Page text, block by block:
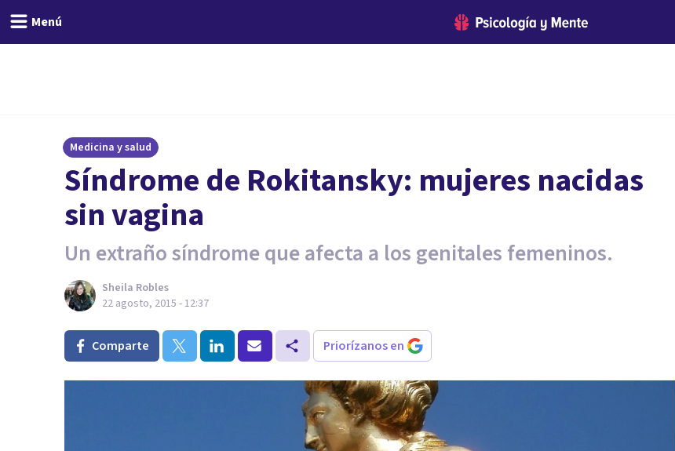
Menú
Medicina y salud
Síndrome de Rokitansky: mujeres nacidas
sin vagina
Un extraño síndrome que afecta a los genitales femeninos.
Sheila Robles
22 agosto, 2015 - 12:37
Comparte Priorízanos en